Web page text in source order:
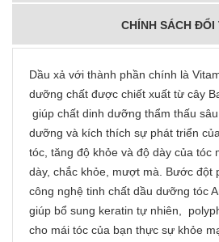
CHÍNH SÁCH ĐỔI
Dầu xả với thành phần chính là
dưỡng chất được chiết xuất từ cây
giúp chất dinh dưỡng thẩm thấu
dưỡng và kích thích sự phát triển
tóc, tăng độ khỏe và độ dày của tóc
dày, chắc khỏe, mượt mà. Bước đột
công nghệ tinh chất dầu dưỡng tóc
giúp bổ sung keratin tự nhiên,
cho mái tóc của bạn thực sự khỏe